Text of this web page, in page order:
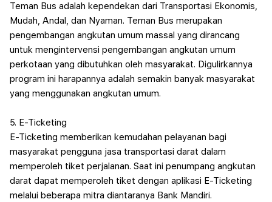
Teman Bus adalah kependekan dari Transportasi Ekonomis,
Mudah, Andal, dan Nyaman. Teman Bus merupakan
pengembangan angkutan umum massal yang dirancang
untuk mengintervensi pengembangan angkutan umum
perkotaan yang dibutuhkan oleh masyarakat. Digulirkannya
program ini harapannya adalah semakin banyak masyarakat
yang menggunakan angkutan umum.
5. E-Ticketing
E-Ticketing memberikan kemudahan pelayanan bagi
masyarakat pengguna jasa transportasi darat dalam
memperoleh tiket perjalanan. Saat ini penumpang angkutan
darat dapat memperoleh tiket dengan aplikasi E-Ticketing
melalui beberapa mitra diantaranya Bank Mandiri.